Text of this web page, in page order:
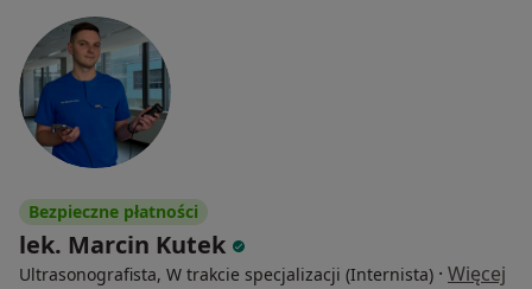
Bezpieczne płatności
lek. Marcin Kutek
Ultrasonografista, W trakcie specjalizacji (Internista) · Więcej